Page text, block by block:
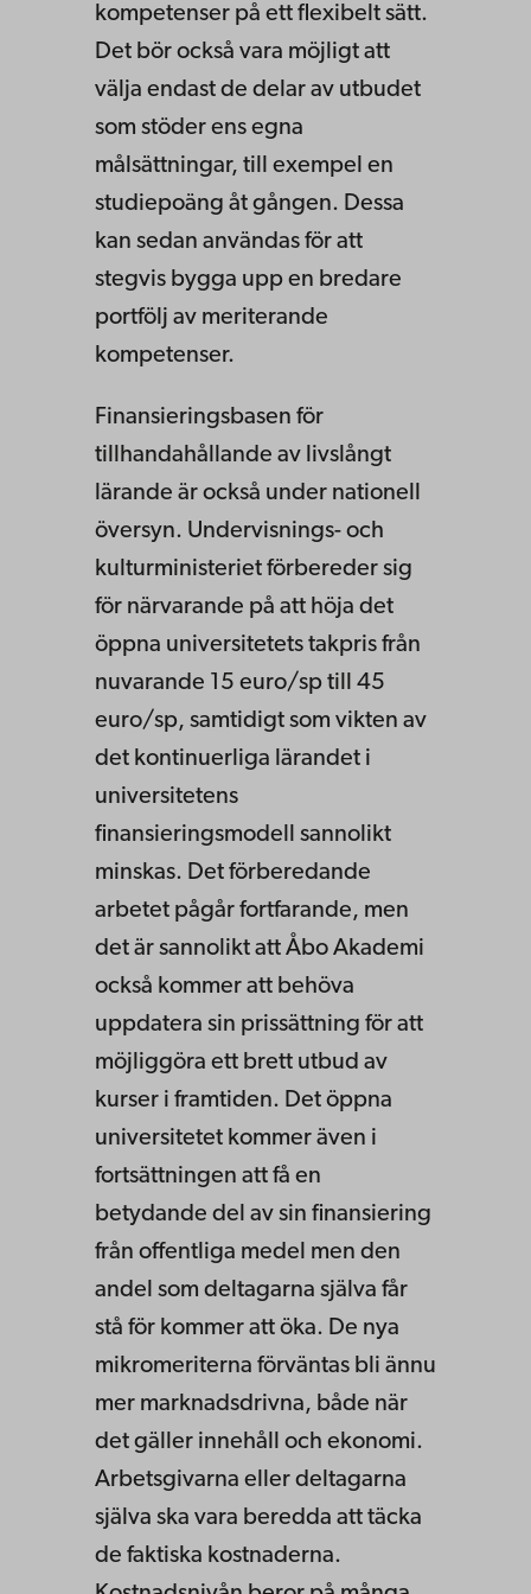
kompetenser på ett flexibelt sätt.
Det bör också vara möjligt att
välja endast de delar av utbudet
som stöder ens egna
målsättningar, till exempel en
studiepoäng åt gången. Dessa
kan sedan användas för att
stegvis bygga upp en bredare
portfölj av meriterande
kompetenser.
Finansieringsbasen för
tillhandahållande av livslångt
lärande är också under nationell
översyn. Undervisnings- och
kulturministeriet förbereder sig
för närvarande på att höja det
öppna universitetets takpris från
nuvarande 15 euro/sp till 45
euro/sp, samtidigt som vikten av
det kontinuerliga lärandet i
universitetens
finansieringsmodell sannolikt
minskas. Det förberedande
arbetet pågår fortfarande, men
det är sannolikt att Åbo Akademi
också kommer att behöva
uppdatera sin prissättning för att
möjliggöra ett brett utbud av
kurser i framtiden. Det öppna
universitetet kommer även i
fortsättningen att få en
betydande del av sin finansiering
från offentliga medel men den
andel som deltagarna själva får
stå för kommer att öka. De nya
mikromeriterna förväntas bli ännu
mer marknadsdrivna, både när
det gäller innehåll och ekonomi.
Arbetsgivarna eller deltagarna
själva ska vara beredda att täcka
de faktiska kostnaderna.